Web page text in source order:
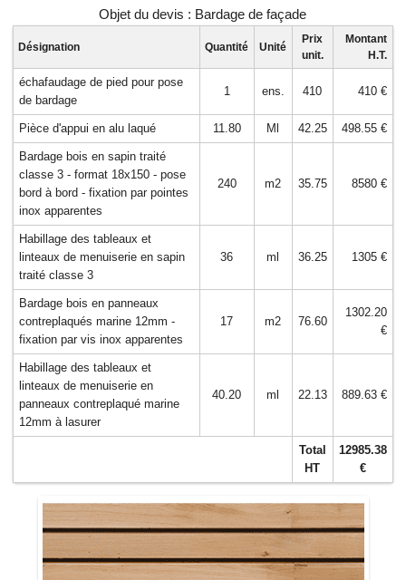
Objet du devis : Bardage de façade
Désignation Quantité Unité
Prix
unit.
Montant
H.T.
échafaudage de pied pour pose
de bardage
1 ens. 410 410 €
Pièce d'appui en alu laqué 11.80 Ml 42.25 498.55 €
Bardage bois en sapin traité
classe 3 - format 18x150 - pose
bord à bord - fixation par pointes
inox apparentes
240 m2 35.75 8580 €
Habillage des tableaux et
linteaux de menuiserie en sapin
traité classe 3
36 ml 36.25 1305 €
Bardage bois en panneaux
contreplaqués marine 12mm -
fixation par vis inox apparentes
17 m2 76.60
1302.20
€
Habillage des tableaux et
linteaux de menuiserie en
panneaux contreplaqué marine
12mm à lasurer
40.20 ml 22.13 889.63 €
Total
HT
12985.38
€